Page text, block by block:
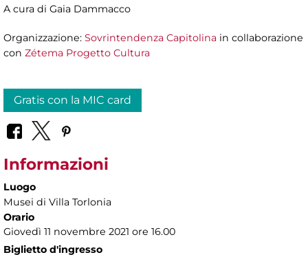
A cura di Gaia Dammacco
Organizzazione: Sovrintendenza Capitolina in collaborazione
con Zétema Progetto Cultura
Gratis con la MIC card
Informazioni
Luogo
Musei di Villa Torlonia
Orario
Giovedì 11 novembre 2021 ore 16.00
Biglietto d'ingresso